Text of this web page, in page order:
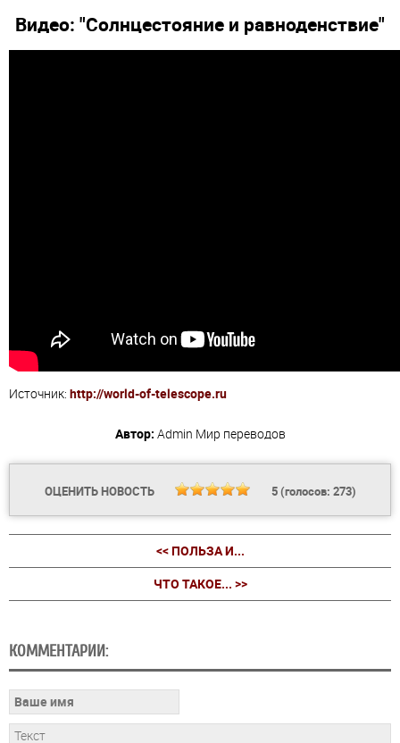
Видео: "Солнцестояние и равноденствие"
Источник: http://world-of-telescope.ru
Автор: Admin Мир переводов
ОЦЕНИТЬ НОВОСТЬ 5(голосов: 273)
<< ПОЛЬЗА И...
ЧТО ТАКОЕ... >>
КОММЕНТАРИИ: